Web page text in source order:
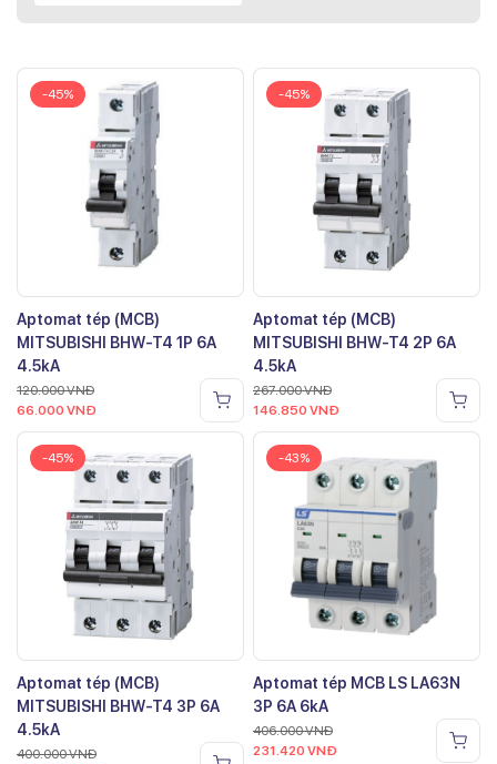
-45%
Aptomat tép (MCB)
MITSUBISHI BHW-T4 1P 6A
4.5kA
120.000VNĐ
66.000 VNĐ
-45%
Aptomat tép (MCB)
MITSUBISHI BHW-T4 2P 6A
4.5kA
267.000VNĐ
146.850 VNĐ
-45%
Aptomat tép (MCB)
MITSUBISHI BHW-T4 3P 6A
4.5kA
400.000VNĐ
-43%
Aptomat tép MCB LS LA63N
3P 6A 6kA
406.000VNĐ
231.420 VNĐ